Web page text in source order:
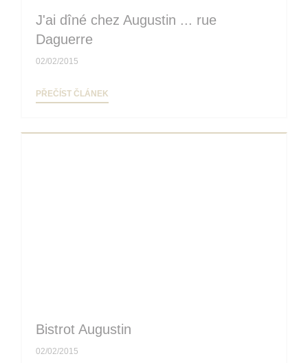
J'ai dîné chez Augustin ... rue
Daguerre
02/02/2015
PŘEČÍST ČLÁNEK
Bistrot Augustin
02/02/2015